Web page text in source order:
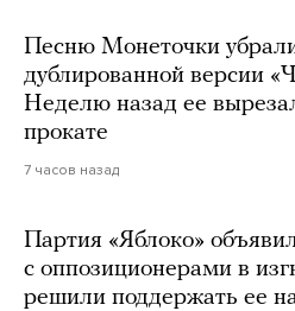
Песню Монеточки
дублированной версии
Неделю назад ее
прокате
7 часов назад
Партия «Яблоко»
с оппозиционерами в
решили поддержать ее